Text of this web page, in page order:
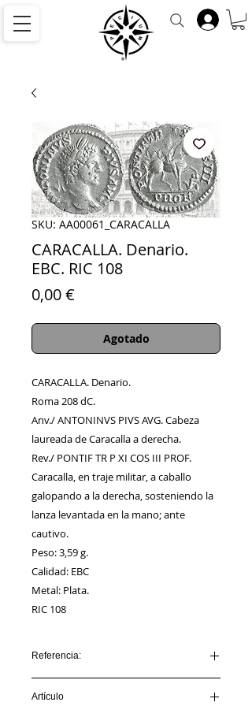
SKU: AA00061_CARACALLA
CARACALLA. Denario.
EBC. RIC 108
0,00 €
Agotado
CARACALLA. Denario.
Roma 208 dC.
Anv./ ANTONINVS PIVS AVG. Cabeza
laureada de Caracalla a derecha.
Rev./ PONTIF TR P XI COS III PROF.
Caracalla, en traje militar, a caballo
galopando a la derecha, sosteniendo la
lanza levantada en la mano; ante
cautivo.
Peso: 3,59 g.
Calidad: EBC
Metal: Plata.
RIC 108
Referencia:
Artículo